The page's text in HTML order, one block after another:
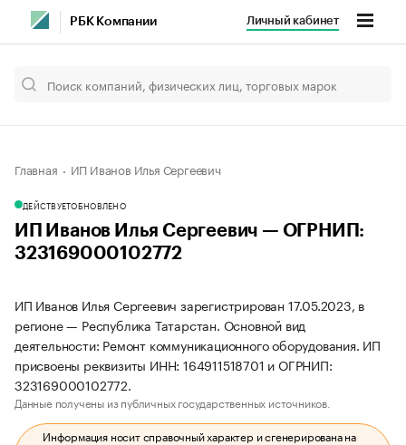
РБК Компании Личный кабинет
Главная ИП Иванов Илья Сергеевич
ДЕЙСТВУЕТОБНОВЛЕНО
ИП Иванов Илья Сергеевич — ОГРНИП:
323169000102772
ИП Иванов Илья Сергеевич зарегистрирован 17.05.2023, в
регионе — Республика Татарстан. Основной вид
деятельности: Ремонт коммуникационного оборудования. ИП
присвоены реквизиты ИНН: 164911518701 и ОГРНИП:
323169000102772.
Данные получены из публичных государственных источников.
Информация носит справочный характер и сгенерирована на